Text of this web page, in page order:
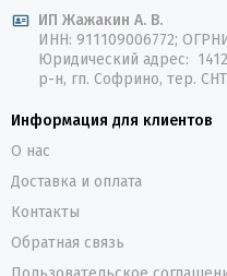
ИП Жажакин А. В.
ИНН: 911109006772;
Юридический адрес:
р-н, гп. Софрино, тер.
Информация для клиентов
О нас
Доставка и оплата
Контакты
Обратная связь